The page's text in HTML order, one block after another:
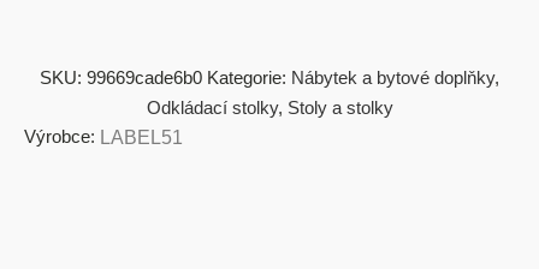
SKU: 99669cade6b0 Kategorie: Nábytek a bytové doplňky,
Odkládací stolky, Stoly a stolky
Výrobce: LABEL51